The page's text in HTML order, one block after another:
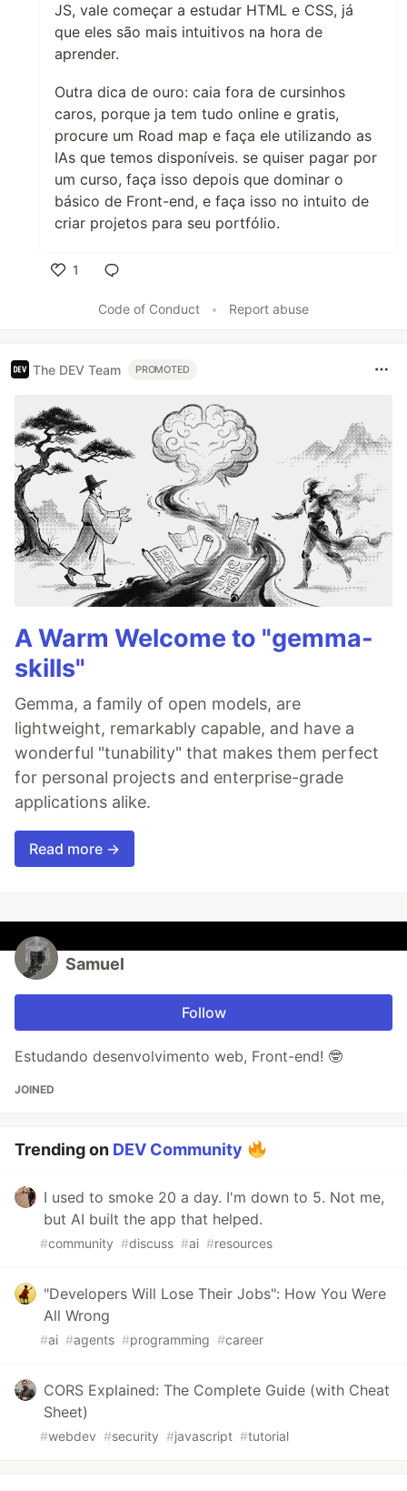
JS, vale começar a estudar HTML e CSS, já
que eles são mais intuitivos na hora de
aprender.
Outra dica de ouro: caia fora de cursinhos
caros, porque ja tem tudo online e gratis,
procure um Road map e faça ele utilizando as
IAs que temos disponíveis. se quiser pagar por
um curso, faça isso depois que dominar o
básico de Front-end, e faça isso no intuito de
criar projetos para seu portfólio.
1
Code of Conduct
• Report abuse
The DEV Team PROMOTED
A Warm Welcome to "gemma-
skills"
Gemma, a family of open models, are
lightweight, remarkably capable, and have a
wonderful "tunability" that makes them perfect
for personal projects and enterprise-grade
applications alike.
Read more →
Samuel
Follow
Estudando desenvolvimento web, Front-end! 🤓
JOINED
Trending on DEV Community
I used to smoke 20 a day. I'm down to 5. Not me,
but AI built the app that helped.
#community #discuss #ai #resources
"Developers Will Lose Their Jobs": How You Were
All Wrong
#ai #agents #programming #career
CORS Explained: The Complete Guide (with Cheat
Sheet)
#webdev #security #javascript #tutorial